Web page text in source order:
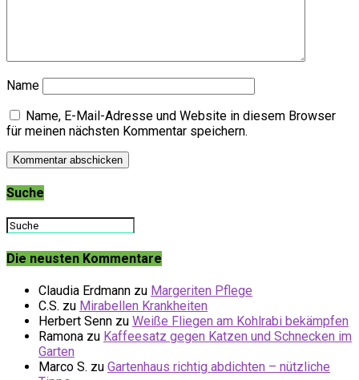
Name
Name, E-Mail-Adresse und Website in diesem Browser
für meinen nächsten Kommentar speichern.
Suche
Die neusten Kommentare
Claudia Erdmann zu Margeriten Pflege
C.S. zu Mirabellen Krankheiten
Herbert Senn zu Weiße Fliegen am Kohlrabi bekämpfen
Ramona zu Kaffeesatz gegen Katzen und Schnecken im
Garten
Marco S. zu Gartenhaus richtig abdichten – nützliche